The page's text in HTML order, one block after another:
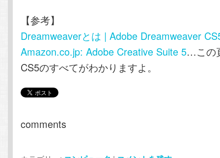
【参考】
Dreamweaverとは | Adobe Dreamweaver
Amazon.co.jp: Adobe Creative Suite 5…この
CS5のすべてがわかりますよ。
comments